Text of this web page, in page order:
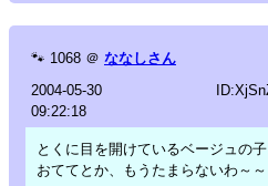
🐾 1068 ＠ ななしさん
2004-05-30
09:22:18
とくに目を開けているベージュの
おててとか、もうたまらないわ～～